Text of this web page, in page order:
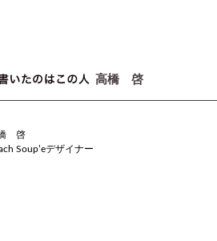
高橋 啓
啓
Soup’eデザイナー